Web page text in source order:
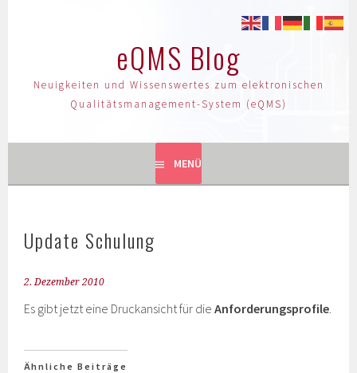
eQMS Blog
Neuigkeiten und Wissenswertes zum elektronischen
Qualitätsmanagement-System (eQMS)
MENÜ
Update Schulung
2. Dezember 2010
Es gibt jetzt eine Druckansicht für dieAnforderungsprofile.
Ähnliche Beiträge